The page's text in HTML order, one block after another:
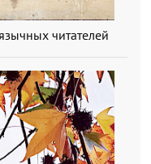
читателей